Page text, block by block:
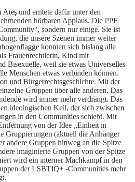
und erntete dafür unter den
hörbaren Applaus. Die PPF
sondern nur einige. Sie ist
die unsere Szenen immer weiter
konnten sich bislang alle
Frauenrechtlerin, Kind mit
Bisexuelle, weil sie etwas Universelles
Menschen etwas verbinden können.
und Bürgerrechtsgeschichte. Mit der
Gruppen über alle anderen. Das
wird immer mehr verdrängt. Das
ideologischen Keil, der sich zwischen
in den Communities schiebt. Mit
von der Idee „Einheit in
Gruppierungen (aktuell die Anhänger
andere Gruppen hinweg an die Spitze
imaginierte Gruppen von der Spitze
wird ein interner Machkampf in den
der LSBTIQ+ -Communities mehr